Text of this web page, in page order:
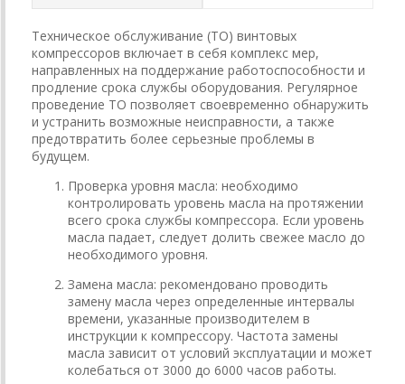
Техническое обслуживание (ТО) винтовых
компрессоров включает в себя комплекс мер,
направленных на поддержание работоспособности и
продление срока службы оборудования. Регулярное
проведение ТО позволяет своевременно обнаружить
и устранить возможные неисправности, а также
предотвратить более серьезные проблемы в
будущем.
Проверка уровня масла: необходимо
контролировать уровень масла на протяжении
всего срока службы компрессора. Если уровень
масла падает, следует долить свежее масло до
необходимого уровня.
Замена масла: рекомендовано проводить
замену масла через определенные интервалы
времени, указанные производителем в
инструкции к компрессору. Частота замены
масла зависит от условий эксплуатации и может
колебаться от 3000 до 6000 часов работы.